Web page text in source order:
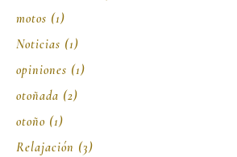
motos (1)
Noticias (1)
opiniones (1)
otoñada (2)
otoño (1)
Relajación (3)